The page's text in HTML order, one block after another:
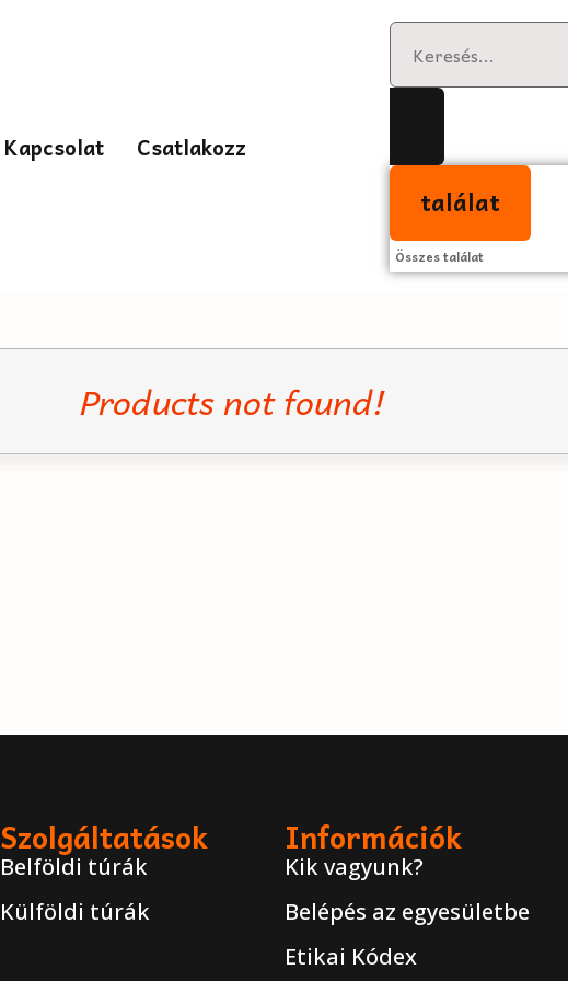
Kapcsolat Csatlakozz
találat
Összes találat
Products not found!
Szolgáltatások
Belföldi túrák
Külföldi túrák
Információk
Kik vagyunk?
Belépés az egyesületbe
Etikai Kódex